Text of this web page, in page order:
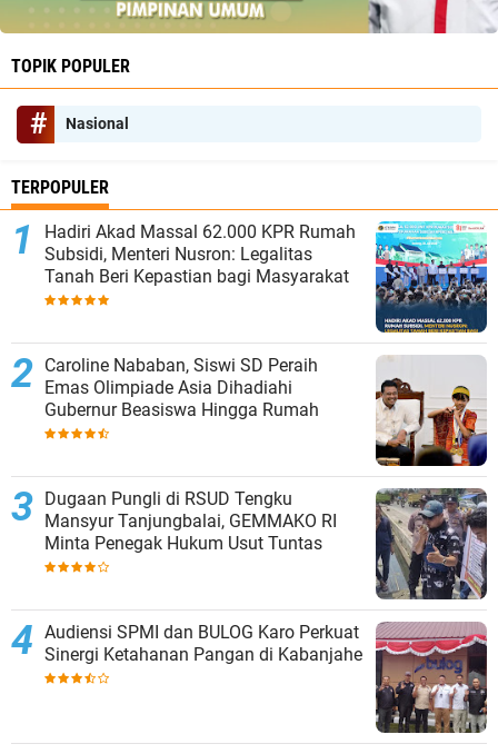
TOPIK POPULER
Nasional
TERPOPULER
Hadiri Akad Massal 62.000 KPR Rumah
Subsidi, Menteri Nusron: Legalitas
Tanah Beri Kepastian bagi Masyarakat
Caroline Nababan, Siswi SD Peraih
Emas Olimpiade Asia Dihadiahi
Gubernur Beasiswa Hingga Rumah
Dugaan Pungli di RSUD Tengku
Mansyur Tanjungbalai, GEMMAKO RI
Minta Penegak Hukum Usut Tuntas
Audiensi SPMI dan BULOG Karo Perkuat
Sinergi Ketahanan Pangan di Kabanjahe